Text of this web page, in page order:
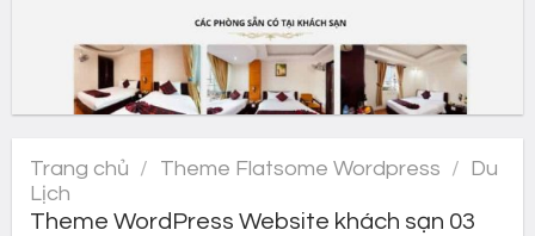
Trang chủ / Theme Flatsome Wordpress / Du
Lịch
Theme WordPress Website khách sạn 03